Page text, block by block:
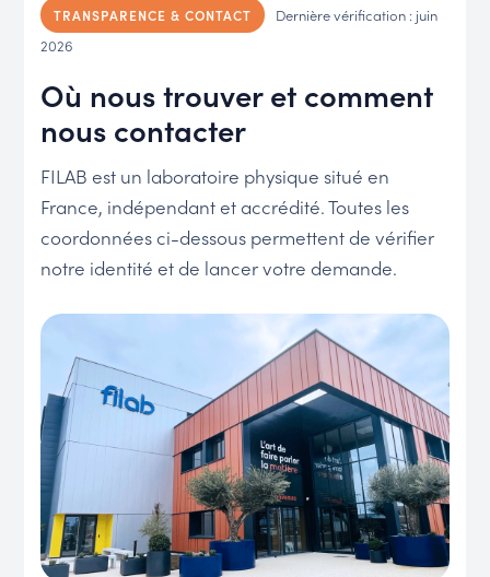
TRANSPARENCE & CONTACT
Dernière vérification : juin
2026
Où nous trouver et comment
nous contacter
FILAB est un laboratoire physique situé en
France, indépendant et accrédité. Toutes les
coordonnées ci-dessous permettent de vérifier
notre identité et de lancer votre demande.